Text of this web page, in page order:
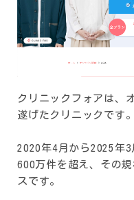
クリニックフォアは、
遂げたクリニックです。
2020年4月から2025年
600万件を超え、その
スです。